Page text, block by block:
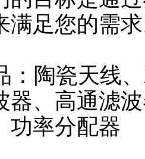
满足您的需
：陶瓷天线
器、高通滤
功率分配器